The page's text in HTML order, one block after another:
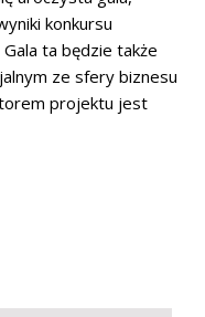
konkursu
ta będzie także
ze sfery biznesu
projektu jest